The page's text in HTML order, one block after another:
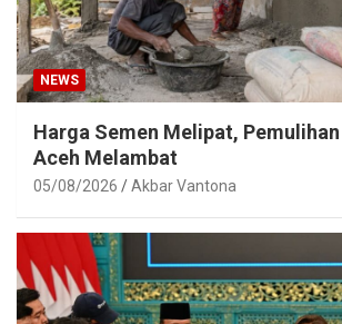
NEWS
Harga Semen Melipat,
Aceh Melambat
05/08/2026 Akbar Vantona